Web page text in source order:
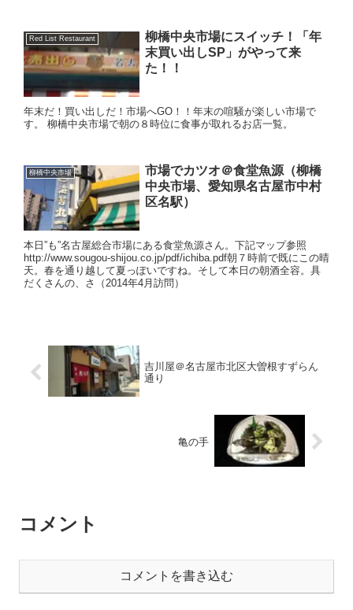
Red List Restaurant
柳橋中央市場にスイッチ！「年
末買い出しSP」がやって来
た！！
年末だ！買い出しだ！市場へGO！！年末の喧騒が楽しい市場で
す。 柳橋中央市場で朝の８時位に食事が取れるお店一覧。
柳橋中央市場
市場でカツオ＠食堂魚源（柳橋
中央市場、愛知県名古屋市中村
区名駅）
本日”も”名古屋総合市場にある食堂魚源さん。下記マップ参照
http://www.sougou-shijou.co.jp/pdf/ichiba.pdf朝７時前で既にこの晴
天。春を通り越して夏っぽいですね。そして本日の朝酒全容。具
だくさんの、さ（2014年4月訪問）
吉川屋＠名古屋市北区大曽根すずらん
通り
亀の手
コメント
コメントを書き込む